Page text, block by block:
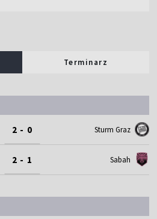
Terminarz
2 - 0 Sturm Graz
2 - 1 Sabah